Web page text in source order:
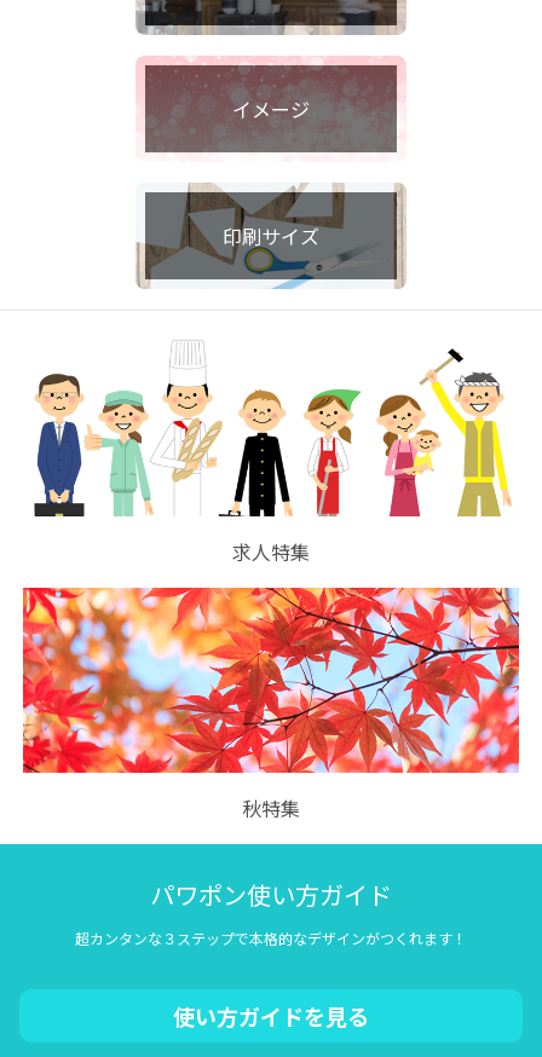
イメージ
印刷サイズ
求人特集
秋特集
パワポン使い方ガイド
超カンタンな３ステップで本格的なデザインがつくれます！
使い方ガイドを見る